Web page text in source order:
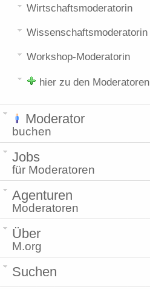
Wirtschaftsmoderatorin
Wissenschaftsmoderatorin
Workshop-Moderatorin
hier zu den Moderatoren
Moderator
buchen
Jobs
für Moderatoren
Agenturen
Moderatoren
Über
M.org
Suchen